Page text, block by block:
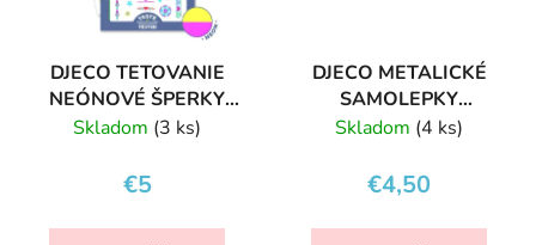
DJECO TETOVANIE
NEÓNOVÉ ŠPERKY
JENNI
Skladom (3 ks)
€5
DJECO METALICKÉ
SAMOLEPKY
FANTÁZIA 160KS
Skladom (4 ks)
€4,50